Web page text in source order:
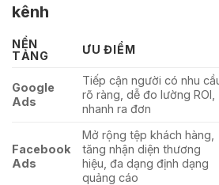
kênh
NỀN
TẢNG
ƯU ĐIỂM
Google
Ads
Tiếp cận người có nhu
rõ ràng, dễ đo lường ROI,
nhanh ra đơn
Facebook
Ads
Mở rộng tệp khách hàng,
tăng nhận diện thương
hiệu, đa dạng định dạng
quảng cáo